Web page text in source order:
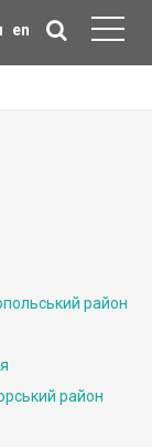
en
район
район